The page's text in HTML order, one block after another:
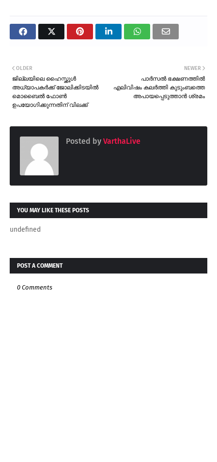
NEWER
പാർസൽ ഭക്ഷണത്തിൽ
എലിവിഷം കലർത്തി കുടുംബത്തെ
അപായപ്പെടുത്താൻ ശ്രമം
OLDER
ജില്ലയിലെ ഹൈസ്ക്കൂൾ
അധ്യാപകർക്ക് ജോലിക്കിടയിൽ
മൊബൈൽ ഫോൺ
ഉപയോഗിക്കുന്നതിന് വിലക്ക്
Posted by VarthaLive
YOU MAY LIKE THESE POSTS
undefined
POST A COMMENT
0 Comments